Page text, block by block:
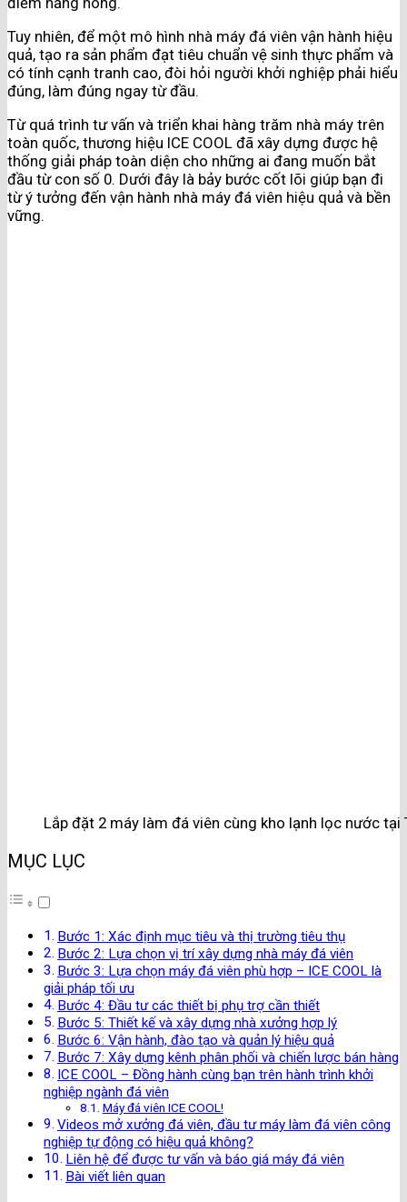
Tuy nhiên, để một mô hình nhà máy đá viên vận hành hiệu
quả, tạo ra sản phẩm đạt tiêu chuẩn vệ sinh thực phẩm và
có tính cạnh tranh cao, đòi hỏi người khởi nghiệp phải hiểu
đúng, làm đúng ngay từ đầu.
Từ quá trình tư vấn và triển khai hàng trăm nhà máy trên
toàn quốc, thương hiệu ICE COOL đã xây dựng được hệ
thống giải pháp toàn diện cho những ai đang muốn bắt
đầu từ con số 0. Dưới đây là bảy bước cốt lõi giúp bạn đi
từ ý tưởng đến vận hành nhà máy đá viên hiệu quả và bền
vững.
Lắp đặt 2 máy làm đá viên cùng kho lạnh lọc nước tại
MỤC LỤC
Bước 1: Xác định mục tiêu và thị trường tiêu thụ
Bước 2: Lựa chọn vị trí xây dựng nhà máy đá viên
Bước 3: Lựa chọn máy đá viên phù hợp – ICE COOL là
giải pháp tối ưu
Bước 4: Đầu tư các thiết bị phụ trợ cần thiết
Bước 5: Thiết kế và xây dựng nhà xưởng hợp lý
Bước 6: Vận hành, đào tạo và quản lý hiệu quả
Bước 7: Xây dựng kênh phân phối và chiến lược bán hàng
ICE COOL – Đồng hành cùng bạn trên hành trình khởi
nghiệp ngành đá viên
Máy đá viên ICE COOL!
Videos mở xưởng đá viên, đầu tư máy làm đá viên công
nghiệp tự động có hiệu quả không?
Liên hệ để được tư vấn và báo giá máy đá viên
Bài viết liên quan